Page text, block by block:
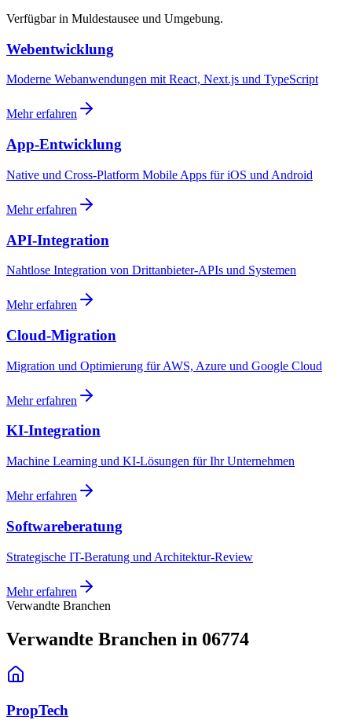
Verfügbar in Muldestausee und Umgebung.
Webentwicklung
Moderne Webanwendungen mit React, Next.js und TypeScript
Mehr erfahren
App-Entwicklung
Native und Cross-Platform Mobile Apps für iOS und Android
Mehr erfahren
API-Integration
Nahtlose Integration von Drittanbieter-APIs und Systemen
Mehr erfahren
Cloud-Migration
Migration und Optimierung für AWS, Azure und Google Cloud
Mehr erfahren
KI-Integration
Machine Learning und KI-Lösungen für Ihr Unternehmen
Mehr erfahren
Softwareberatung
Strategische IT-Beratung und Architektur-Review
Mehr erfahren
Verwandte Branchen
Verwandte Branchen in 06774
PropTech